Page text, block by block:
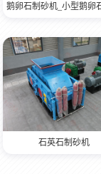
石英石制砂机